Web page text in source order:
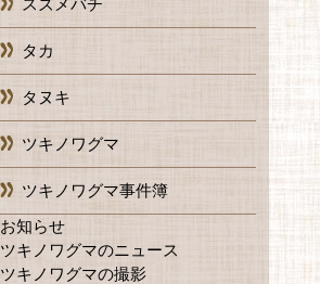
スズメバチ
タカ
タヌキ
ツキノワグマ
ツキノワグマ事件簿
お知らせ
ツキノワグマのニュース
ツキノワグマの撮影